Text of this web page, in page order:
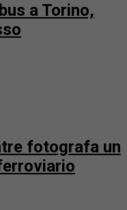
a Torino,
fotografa un